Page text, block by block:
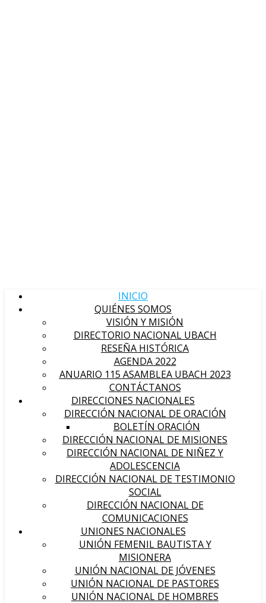
INICIO
QUIÉNES SOMOS
VISIÓN Y MISIÓN
DIRECTORIO NACIONAL UBACH
RESEÑA HISTÓRICA
AGENDA 2022
ANUARIO 115 ASAMBLEA UBACH 2023
CONTÁCTANOS
DIRECCIONES NACIONALES
DIRECCIÓN NACIONAL DE ORACIÓN
BOLETÍN ORACIÓN
DIRECCIÓN NACIONAL DE MISIONES
DIRECCIÓN NACIONAL DE NIÑEZ Y
ADOLESCENCIA
DIRECCIÓN NACIONAL DE TESTIMONIO
SOCIAL
DIRECCIÓN NACIONAL DE
COMUNICACIONES
UNIONES NACIONALES
UNIÓN FEMENIL BAUTISTA Y
MISIONERA
UNIÓN NACIONAL DE JÓVENES
UNIÓN NACIONAL DE PASTORES
UNIÓN NACIONAL DE HOMBRES